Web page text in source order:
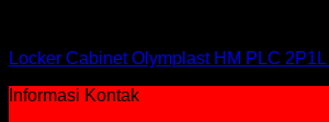
Locker Cabinet Olymplast HM PLC
Informasi Kontak